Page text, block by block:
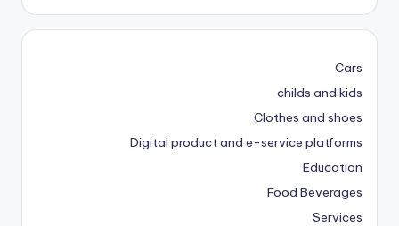
Cars
childs and kids
Clothes and shoes
Digital product and e-service platforms
Education
Food Beverages
Services